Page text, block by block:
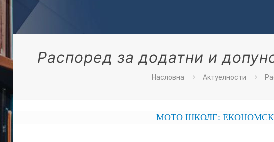
Распоред за додатни и
Насловна Актуелности
МОТО ШКОЛЕ: ЕКОНОМСКА